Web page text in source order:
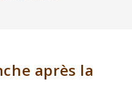
après la